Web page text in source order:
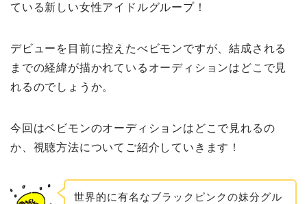
ている新しい女性アイドルグループ！
デビューを目前に控えたべビモンですが、結成される
までの経緯が描かれているオーディションはどこで見
れるのでしょうか。
今回はベビモンのオーディションはどこで見れるの
か、視聴方法についてご紹介していきます！
世界的に有名なブラックピンクの妹分グル